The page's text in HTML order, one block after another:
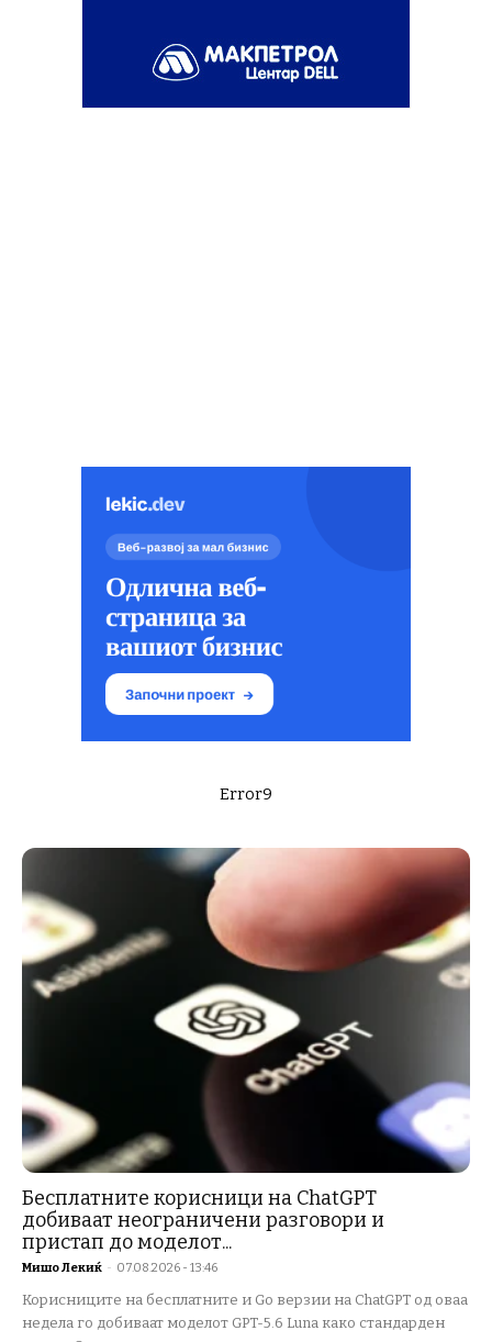
Error9
Бесплатните корисници на ChatGPT
добиваат неограничени разговори и
пристап до моделот...
Мишо Лекиќ - 07.08.2026 - 13:46
Корисниците на бесплатните и Go верзии на ChatGPT од оваа
недела го добиваат моделот GPT-5.6 Luna како стандарден